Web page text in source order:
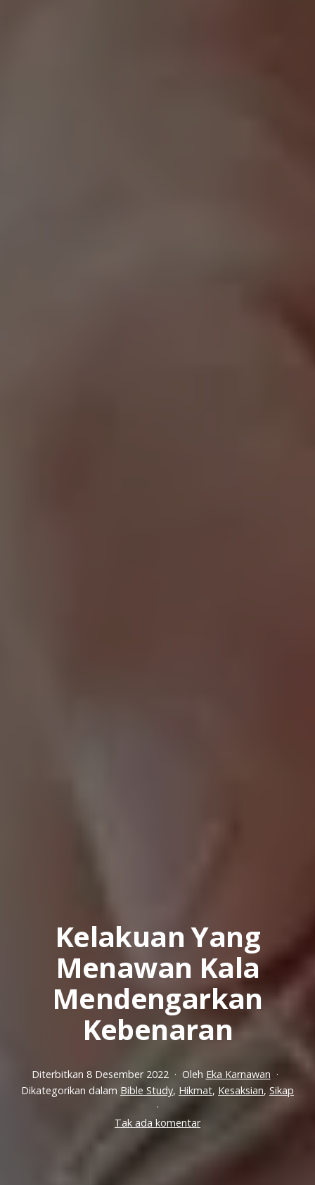
Kelakuan Yang
Menawan Kala
Mendengarkan
Kebenaran
Diterbitkan 8 Desember 2022 Oleh Eka Karnawan
Dikategorikan dalam Bible Study, Hikmat, Kesaksian, Sikap
Tak ada komentarpada